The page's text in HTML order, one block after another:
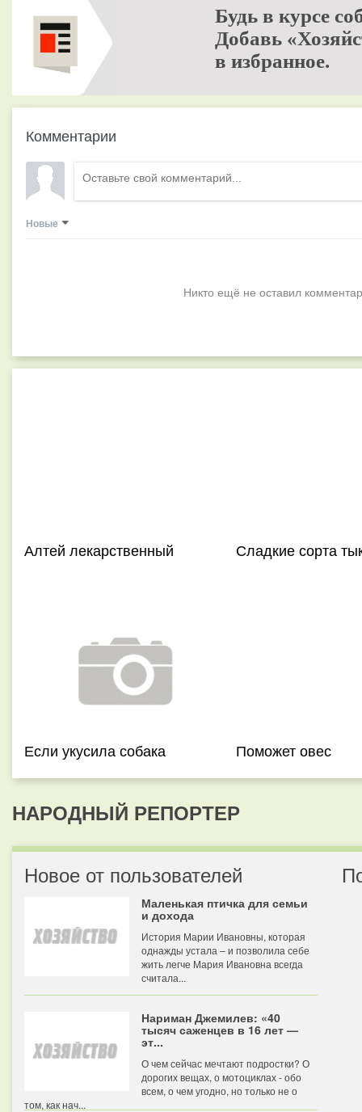
Будь в курсе
Добавь
в избранное.
Комментарии
Новые
Никто ещё не оставил
Алтей лекарственный Сладкие сорта
Если укусила собака Поможет овес
НАРОДНЫЙ РЕПОРТЕР
Новое от пользователей
Маленькая птичка для семьи
и дохода
История Марии Ивановны, которая
однажды устала – и позволила себе
жить легче Мария Ивановна всегда
считала...
Нариман Джемилев: «40
тысяч саженцев в 16 лет —
эт...
О чем сейчас мечтают подростки? О
дорогих вещах, о мотоциклах - обо
всем, о чем угодно, но только не о
том, как нач...